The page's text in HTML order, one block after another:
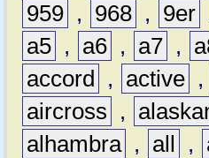
959 , 968 , 9er
a5 , a6 , a7 ,
accord
, active ,
aircross
,
alhambra , all ,